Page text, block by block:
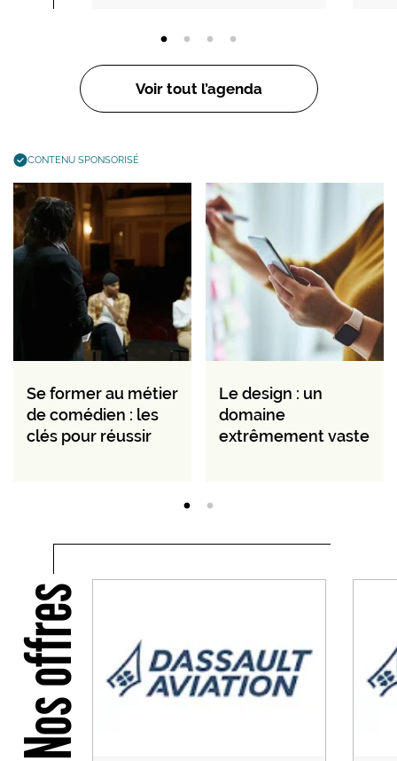
Voir tout l’agenda
CONTENU SPONSORISÉ
Se former au métier
de comédien : les
clés pour réussir
Le design : un
domaine
extrêmement vaste
Nos offres